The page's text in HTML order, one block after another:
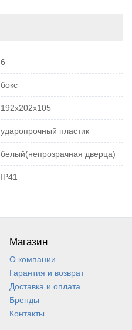
6
бокс
192x202x105
ударопрочный пластик
белый(непрозрачная дверца)
IP41
Магазин
О компании
Гарантия и возврат
Доставка и оплата
Бренды
Контакты